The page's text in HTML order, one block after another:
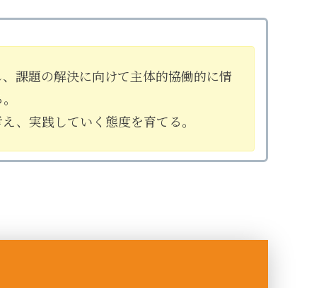
課題の解決に向けて主体的協働的に情
、実践していく態度を育てる。